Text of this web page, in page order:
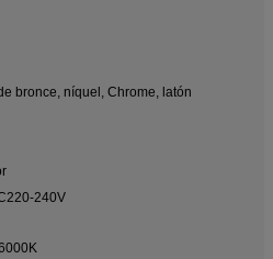
bronce, níquel, Chrome, latón
240V